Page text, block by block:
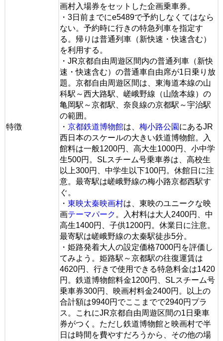
特徴
画村入場券をセットした企画乗車券。
・3日前までにe5489で予約しなくてはなら
ない。予約時に行きの特急列車を指定す
る。帰りは普通列車（新快速・快速含む）
を利用する。
・JR京都自由周遊区間内の普通列車（新快
速・快速含む）の普通車自由席が1日乗り放
題。京都自由周遊区間は、東海道本線の山
科駅～西大路駅、嵯峨野線（山陰本線）の
亀岡駅～京都駅、奈良線の京都駅～宇治駅
の範囲。
・ 京都鉄道博物館は、 梅小路公園 にあるJR
西日本のスケールの大きい鉄道博物館。入
館料は一般1200円、高大生1000円、小中学
生500円。SLスチーム号乗車券は、高校生
以上300円、中学生以下100円。休館日に注
意。最寄駅は嵯峨野線の梅小路京都西駅す
ぐ。
・ 東映太秦映画村は、東映のユニークな映
画テーマパーク 。入村料は大人2400円、中
高生1400円、子供1200円。休業日に注意。
最寄駅は嵯峨野線の太秦駅徒歩5分。
・姫路発着大人の設定価格7000円を評価し
てみよう。姫路駅～京都駅の往復運賃は
4620円、行きで使用できる特急料金は1420
円。鉄道博物館料金1200円、SLスチーム号
乗車券300円、映画村料金2400円。以上の
合計額は9940円でここまでで2940円プラ
ス。これにJR京都自由周遊区間の1日乗車
券がつく。ただし鉄道博物館と映画村で半
日は時間を費やすだろうから、その他の場